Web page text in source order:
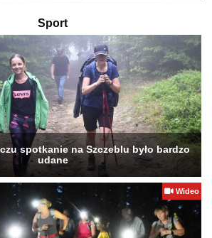
Sport
spotkanie na Szczeblu było bardzo
udane
Wideo